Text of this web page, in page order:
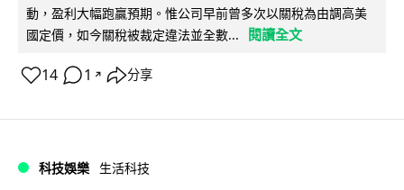
動，盈利大幅跑贏預期。惟公司早前曾多次以關稅為由調高美
國定價，如今關稅被裁定違法並全數...
閱讀全文
14 1 ↗ 分享
科技娛樂 生活科技